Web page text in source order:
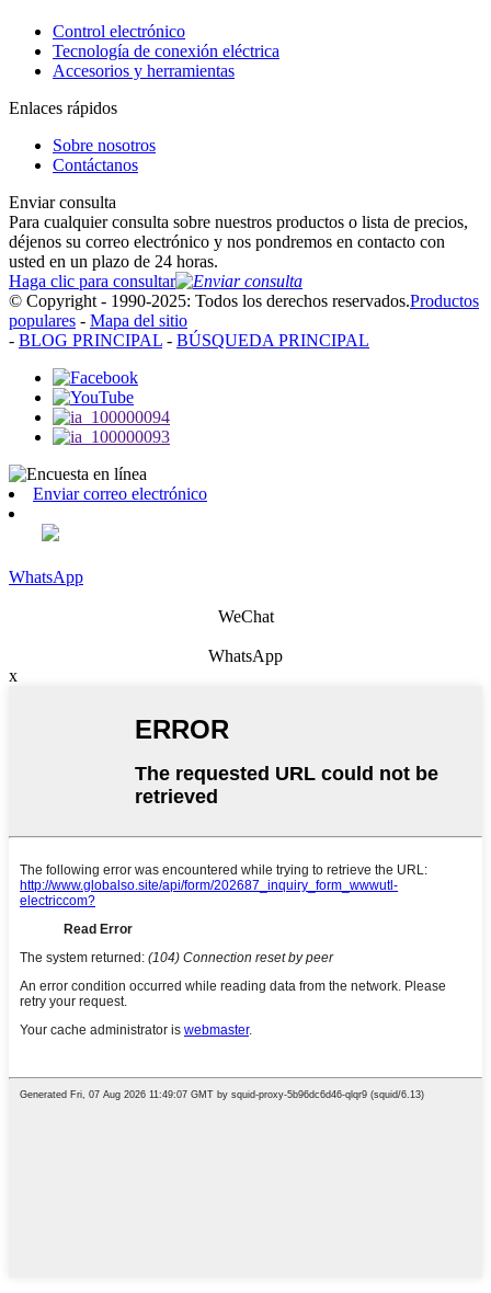
Control electrónico
Tecnología de conexión eléctrica
Accesorios y herramientas
Enlaces rápidos
Sobre nosotros
Contáctanos
Enviar consulta
Para cualquier consulta sobre nuestros productos o lista de precios,
déjenos su correo electrónico y nos pondremos en contacto con
usted en un plazo de 24 horas.
Haga clic para consultar
© Copyright - 1990-2025: Todos los derechos reservados.Productos
populares - Mapa del sitio
- BLOG PRINCIPAL - BÚSQUEDA PRINCIPAL
Enviar correo electrónico
WhatsApp
WeChat
WhatsApp
x